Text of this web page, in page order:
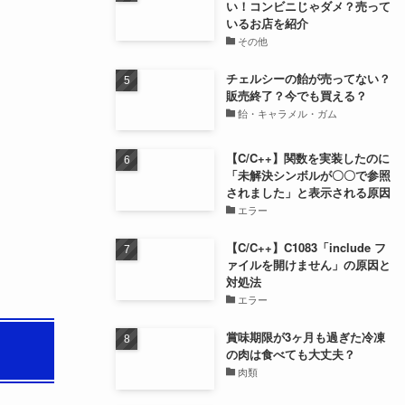
い！コンビニじゃダメ？売って
いるお店を紹介
その他
チェルシーの飴が売ってない？
販売終了？今でも買える？
飴・キャラメル・ガム
【C/C++】関数を実装したのに
「未解決シンボルが〇〇で参照
されました」と表示される原因
エラー
【C/C++】C1083「include フ
ァイルを開けません」の原因と
対処法
エラー
賞味期限が3ヶ月も過ぎた冷凍
の肉は食べても大丈夫？
肉類